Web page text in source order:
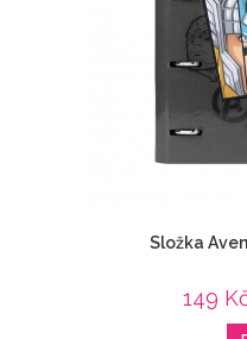
Složka
149